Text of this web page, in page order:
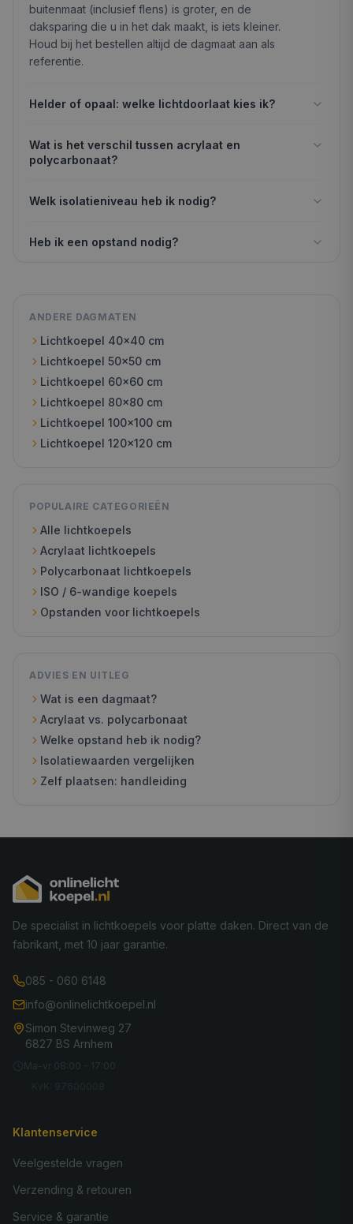
buitenmaat (inclusief flens) is groter, en de
daksparing die u in het dak maakt, is iets kleiner.
Houd bij het bestellen altijd de dagmaat aan als
referentie.
Helder of opaal: welke lichtdoorlaat kies ik?
Wat is het verschil tussen acrylaat en
polycarbonaat?
Welk isolatieniveau heb ik nodig?
Heb ik een opstand nodig?
ANDERE DAGMATEN
Lichtkoepel 40x40 cm
Lichtkoepel 50x50 cm
Lichtkoepel 60x60 cm
Lichtkoepel 80x80 cm
Lichtkoepel 100x100 cm
Lichtkoepel 120x120 cm
POPULAIRE CATEGORIEËN
Alle lichtkoepels
Acrylaat lichtkoepels
Polycarbonaat lichtkoepels
ISO / 6-wandige koepels
Opstanden voor lichtkoepels
ADVIES EN UITLEG
Wat is een dagmaat?
Acrylaat vs. polycarbonaat
Welke opstand heb ik nodig?
Isolatiewaarden vergelijken
Zelf plaatsen: handleiding
De specialist in lichtkoepels voor platte daken. Direct van de
fabrikant, met 10 jaar garantie.
085 - 060 6148
info@onlinelichtkoepel.nl
Simon Stevinweg 27
6827 BS Arnhem
Ma-vr 08:00 - 17:00
Klantenservice
Veelgestelde vragen
Verzending & retouren
Service & garantie